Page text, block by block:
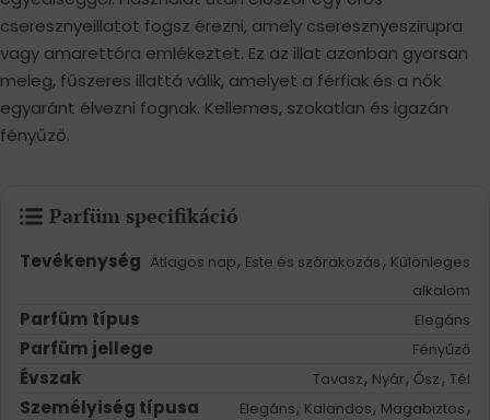
cseresznyeillatot fogsz érezni, amely cseresznyeszirupra
vagy amarettóra emlékeztet. Ez az illat azonban gyorsan
meleg, fűszeres illattá válik, amelyet a férfiak és a nők
egyaránt élvezni fognak. Kellemes, szokatlan és igazán
fényűző.
Parfüm specifikáció
Tevékenység Átlagos nap, Este és szórakozás , Különleges
alkalom
Parfüm típus Elegáns
Parfüm jellege Fényűző
Évszak Tavasz, Nyár, Ősz , Tél
Személyiség típusa Elegáns, Kalandos, Magabiztos ,